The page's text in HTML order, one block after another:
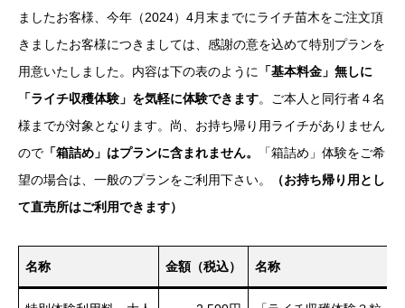
ましたお客様、今年（2024）4月末までにライチ苗木をご注文頂
きましたお客様につきましては、感謝の意を込めて特別プランを
用意いたしました。内容は下の表のように 「基本料金」無しに
「ライチ収穫体験」を気軽に体験できます。ご本人と同行者４名
様までが対象となります。尚、お持ち帰り用ライチがありません
ので 「箱詰め」はプランに含まれません。
「箱詰め」体験をご希
望の場合は、一般のプランをご利用下さい。
（お持ち帰り用とし
て直売所はご利用できます）
名称 金額（税込） 名称